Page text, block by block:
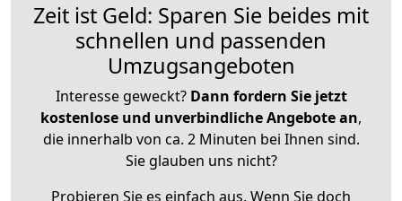
Zeit ist Geld: Sparen Sie beides mit
schnellen und passenden
Umzugsangeboten
Interesse geweckt? Dann fordern Sie jetzt
kostenlose und unverbindliche Angebote an,
die innerhalb von ca. 2 Minuten bei Ihnen sind.
Sie glauben uns nicht?
Probieren Sie es einfach aus. Wenn Sie doch